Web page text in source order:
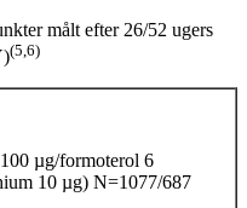
målt efter 26/52 ugers
(5,6)
µg/formoterol 6
10 µg) N=1077/687